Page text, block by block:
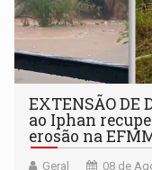
EXTENSÃO DE
ao Iphan
erosão na
Geral 08 de